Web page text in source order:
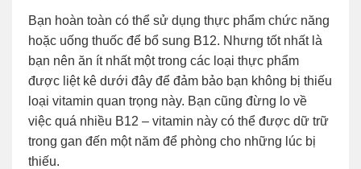
Bạn hoàn toàn có thể sử dụng thực phẩm chức năng
hoặc uống thuốc để bổ sung B12. Nhưng tốt nhất là
bạn nên ăn ít nhất một trong các loại thực phẩm
được liệt kê dưới đây để đảm bảo bạn không bị thiếu
loại vitamin quan trọng này. Bạn cũng đừng lo về
việc quá nhiều B12 – vitamin này có thể được dữ trữ
trong gan đến một năm để phòng cho những lúc bị
thiếu.